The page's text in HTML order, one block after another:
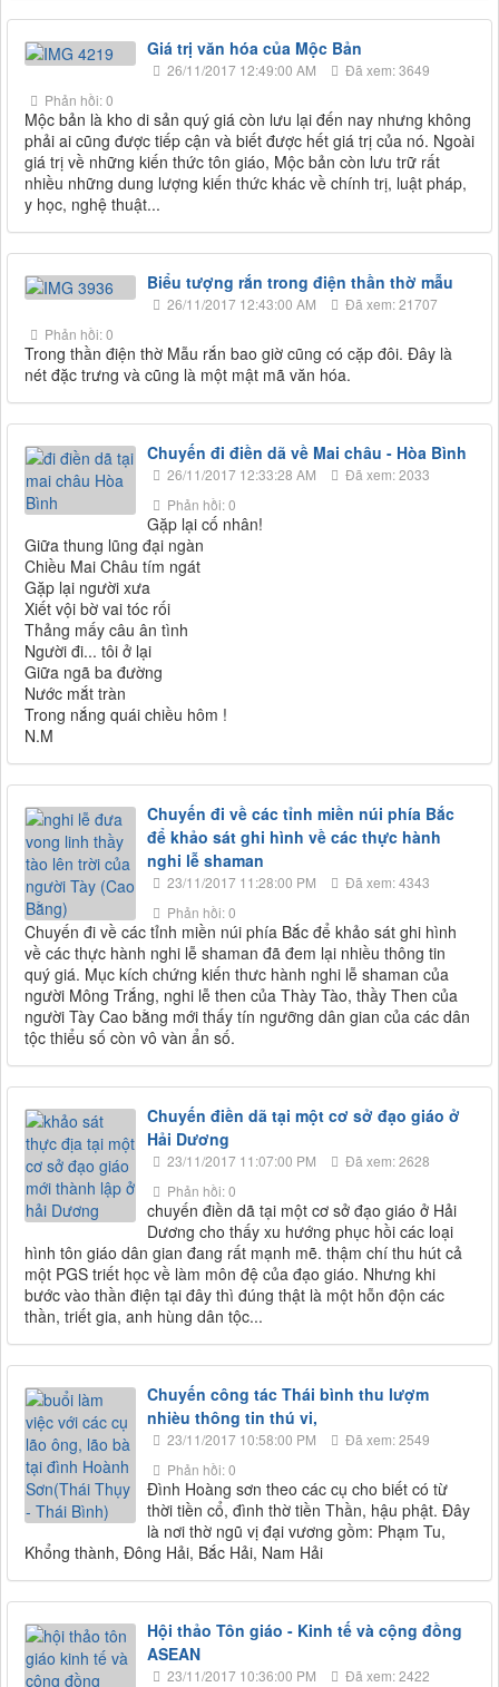
Giá trị văn hóa của Mộc Bản
26/11/2017 12:49:00 AM
Đã xem: 3649
Phản hồi: 0
Mộc bản là kho di sản quý giá còn lưu lại đến nay nhưng không
phải ai cũng được tiếp cận và biết được hết giá trị của nó. Ngoài
giá trị về những kiến thức tôn giáo, Mộc bản còn lưu trữ rất
nhiều những dung lượng kiến thức khác về chính trị, luật pháp,
y học, nghệ thuật...
Biểu tượng rắn trong điện thần thờ mẫu
26/11/2017 12:43:00 AM
Đã xem: 21707
Phản hồi: 0
Trong thần điện thờ Mẫu rắn bao giờ cũng có cặp đôi. Đây là
nét đặc trưng và cũng là một mật mã văn hóa.
Chuyến đi điền dã về Mai châu - Hòa Bình
26/11/2017 12:33:28 AM
Đã xem: 2033
Phản hồi: 0
Gặp lại cố nhân!
Giữa thung lũng đại ngàn
Chiều Mai Châu tím ngát
Gặp lại người xưa
Xiết vội bờ vai tóc rối
Thảng mấy câu ân tình
Người đi... tôi ở lại
Giữa ngã ba đường
Nước mắt tràn
Trong nắng quái chiều hôm !
N.M
Chuyến đi về các tỉnh miền núi phía Bắc
để khảo sát ghi hình về các thực hành
nghi lễ shaman
23/11/2017 11:28:00 PM
Đã xem: 4343
Phản hồi: 0
Chuyến đi về các tỉnh miền núi phía Bắc để khảo sát ghi hình
về các thực hành nghi lễ shaman đã đem lại nhiều thông tin
quý giá. Mục kích chứng kiến thưc hành nghi lễ shaman của
người Mông Trắng, nghi lễ then của Thày Tào, thầy Then của
người Tày Cao bằng mới thấy tín ngưỡng dân gian của các dân
tộc thiểu số còn vô vàn ẩn số.
Chuyến điền dã tại một cơ sở đạo giáo ở
Hải Dương
23/11/2017 11:07:00 PM
Đã xem: 2628
Phản hồi: 0
chuyến điền dã tại một cơ sở đạo giáo ở Hải
Dương cho thấy xu hướng phục hồi các loại
hình tôn giáo dân gian đang rất mạnh mẽ. thậm chí thu hút cả
một PGS triết học về làm môn đệ của đạo giáo. Nhưng khi
bước vào thần điện tại đây thì đúng thật là một hỗn độn các
thần, triết gia, anh hùng dân tộc...
Chuyến công tác Thái bình thu lượm
nhièu thông tin thú vi,
23/11/2017 10:58:00 PM
Đã xem: 2549
Phản hồi: 0
Đình Hoàng sơn theo các cụ cho biết có từ
thời tiền cổ, đình thờ tiền Thần, hậu phật. Đây
là nơi thờ ngũ vị đại vương gồm: Phạm Tu,
Khổng thành, Đông Hải, Bắc Hải, Nam Hải
Hội thảo Tôn giáo - Kinh tế và cộng đồng
ASEAN
23/11/2017 10:36:00 PM Đã xem: 2422